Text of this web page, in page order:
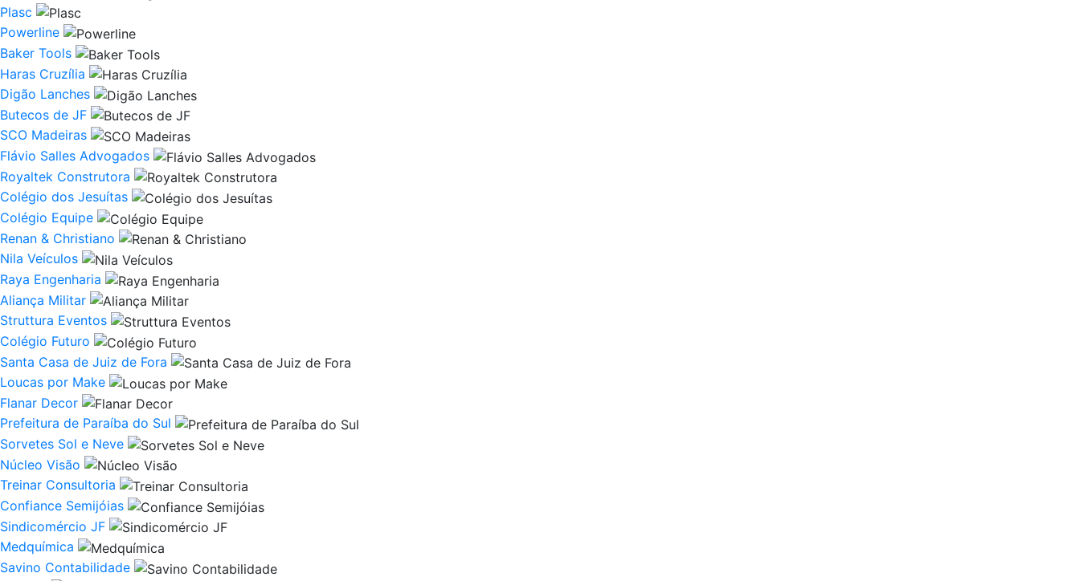
Plasc
Powerline
Baker Tools
Haras Cruzília
Digão Lanches
Butecos de JF
SCO Madeiras
Flávio Salles Advogados
Royaltek Construtora
Colégio dos Jesuítas
Colégio Equipe
Renan & Christiano
Nila Veículos
Raya Engenharia
Aliança Militar
Struttura Eventos
Colégio Futuro
Santa Casa de Juiz de Fora
Loucas por Make
Flanar Decor
Prefeitura de Paraíba do Sul
Sorvetes Sol e Neve
Núcleo Visão
Treinar Consultoria
Confiance Semijóias
Sindicomércio JF
Medquímica
Savino Contabilidade